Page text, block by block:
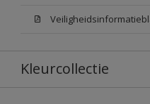
Kleurcollectie